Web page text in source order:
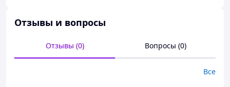
Материал: ХДФ (деревоволокнистая плита
Цвет:Белый
Размер15 x 15 x 10 см
Отзывы и вопросы
Отзывы (0) Вопросы (0)
Все